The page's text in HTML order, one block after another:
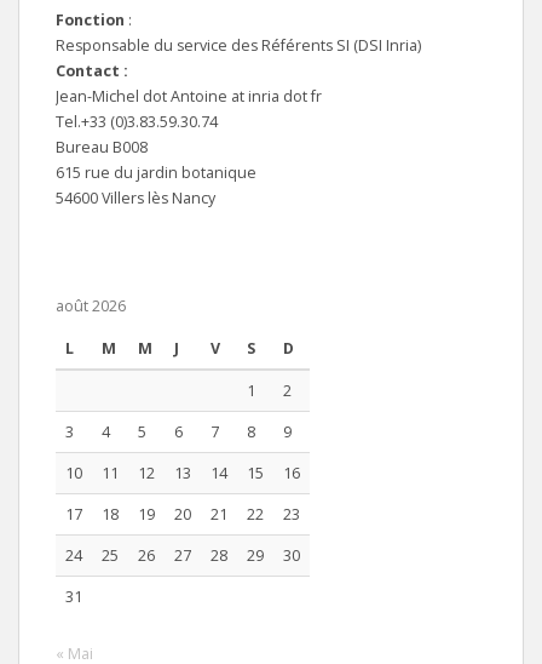
Fonction :
Responsable du service des Référents SI (DSI Inria)
Contact :
Jean-Michel dot Antoine at inria dot fr
Tel.+33 (0)3.83.59.30.74
Bureau B008
615 rue du jardin botanique
54600 Villers lès Nancy
août 2026
L M M J V S D
1
2
3
4 5 6 7 8
9
10
11 12 13 14 15
16
17
18 19 20 21 22
23
24
25 26 27 28 29
30
31
« Mai